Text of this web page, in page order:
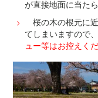
が直接地面に当た
桜の木の根元に
てしまいますので
ュー等はお控えくだ